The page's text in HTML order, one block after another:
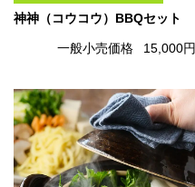
神神（コウコウ）BBQセット
一般小売価格 15,000円